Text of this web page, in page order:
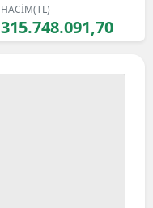
HACİM(TL)
315.748.091,70